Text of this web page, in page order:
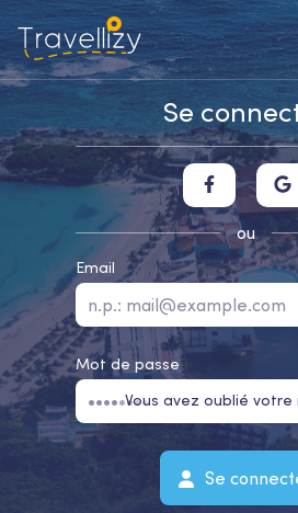
Se
ou
Email
Mot de passe
Vous avez oublié
Se